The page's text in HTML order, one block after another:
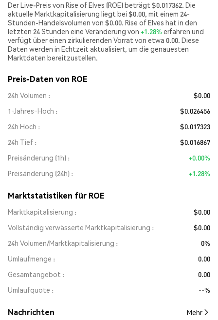
Der Live-Preis von Rise of Elves (ROE) beträgt $0.017362. Die
aktuelle Marktkapitalisierung liegt bei $0.00, mit einem 24-
Stunden-Handelsvolumen von $0.00. Rise of Elves hat in den
letzten 24 Stunden eine Veränderung von +1.28% erfahren und
verfügt über einen zirkulierenden Vorrat von etwa 0.00. Diese
Daten werden in Echtzeit aktualisiert, um die genauesten
Marktdaten bereitzustellen.
Preis-Daten von ROE
24h Volumen
$0.00
1‑Jahres‑Hoch
$0.026456
24h Hoch
$0.017323
24h Tief
$0.016867
Preisänderung (1h)
+0.00%
Preisänderung (24h)
+1.28%
Marktstatistiken für ROE
Marktkapitalisierung
$0.00
Vollständig verwässerte Marktkapitalisierung
$0.00
24h Volumen/Marktkapitalisierung
0%
Umlaufmenge
0.00
Gesamtangebot
0.00
Umlaufquote
--%
Nachrichten Mehr